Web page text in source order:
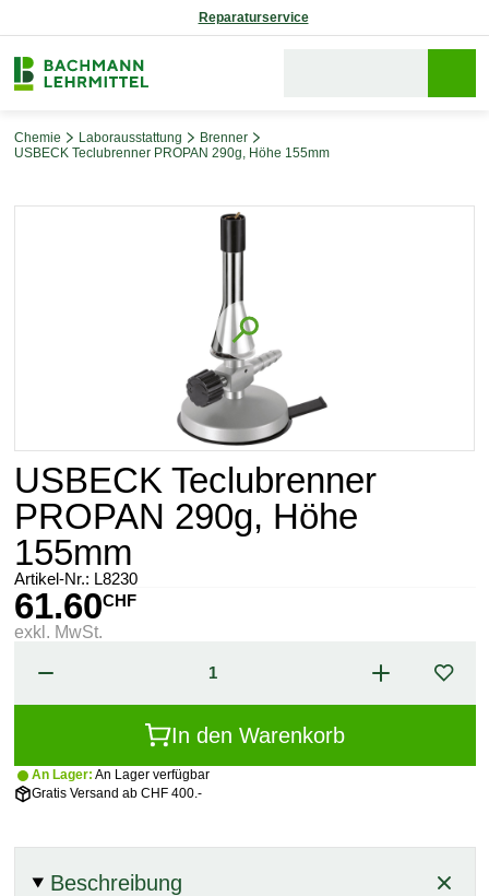
Reparaturservice
Chemie Laborausstattung
Brenner
USBECK Teclubrenner PROPAN 290g, Höhe 155mm
USBECK Teclubrenner
PROPAN 290g, Höhe
155mm
Artikel-Nr.: L8230
61.60CHF
exkl. MwSt.
In den Warenkorb
An Lager: An Lager verfügbar
Gratis Versand ab CHF 400.-
Beschreibung